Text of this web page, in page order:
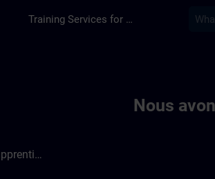
Training Services for Digital Industries
Parcours d’apprentissage
Nous